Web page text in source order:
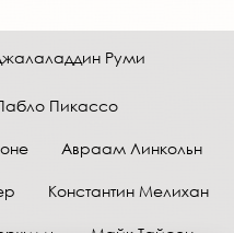
Руми
Пикассо
Авраам Линкольн
Константин Мелихан